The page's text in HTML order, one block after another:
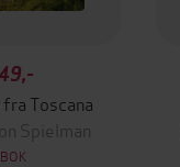
Toscana
Spielman